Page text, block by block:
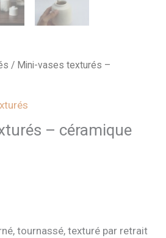
/ Mini-vases texturés –
– céramique
tournassé, texturé par retrait